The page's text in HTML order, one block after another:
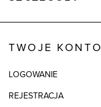
Składy podszewek
Model
TWOJE KONTO
LOGOWANIE
REJESTRACJA